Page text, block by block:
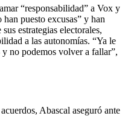
“responsabilidad” a Vox y
puesto excusas” y han
estrategias electorales,
a las autonomías. “Ya le
no podemos volver a fallar”,
Abascal aseguró ante